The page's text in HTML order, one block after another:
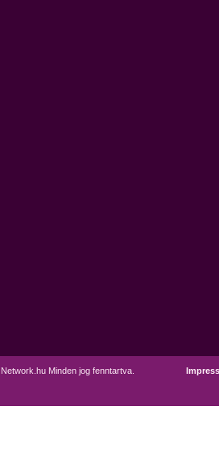
Minden jog fenntartva.